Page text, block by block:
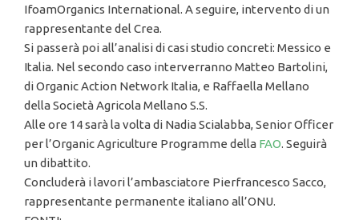
IfoamOrganics International. A seguire, intervento di un
rappresentante del Crea.
Si passerà poi all’analisi di casi studio concreti: Messico e
Italia. Nel secondo caso interverranno Matteo Bartolini,
di Organic Action Network Italia, e Raffaella Mellano
della Società Agricola Mellano S.S.
Alle ore 14 sarà la volta di Nadia Scialabba, Senior Officer
per l’Organic Agriculture Programme della FAO. Seguirà
un dibattito.
Concluderà i lavori l’ambasciatore Pierfrancesco Sacco,
rappresentante permanente italiano all’ONU.